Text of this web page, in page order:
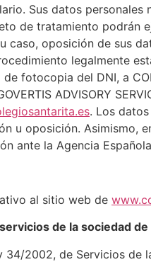
Sus datos
de tratamiento
caso, oposición de sus
legalmente
fotocopia del DNI, a
ADVISORY
. Los
u oposición.
ante la Agencia
al sitio web de
de la sociedad
2002, de Servicios de